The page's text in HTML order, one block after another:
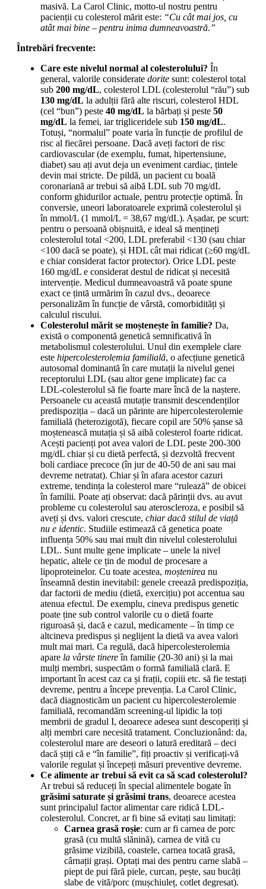
masivă. La Carol Clinic, motto-ul nostru pentru
pacienții cu colesterol mărit este: “Cu cât mai jos, cu
atât mai bine – pentru inima dumneavoastră.”
Întrebări frecvente:
Care este nivelul normal al colesterolului? În
general, valorile considerate dorite sunt: colesterol total
sub 200 mg/dL, colesterol LDL (colesterolul “rău”) sub
130 mg/dL la adulții fără alte riscuri, colesterol HDL
(cel “bun”) peste 40 mg/dL la bărbați și peste 50
mg/dL la femei, iar trigliceridele sub 150 mg/dL.
Totuși, “normalul” poate varia în funcție de profilul de
risc al fiecărei persoane. Dacă aveți factori de risc
cardiovascular (de exemplu, fumat, hipertensiune,
diabet) sau ați avut deja un eveniment cardiac, țintele
devin mai stricte. De pildă, un pacient cu boală
coronariană ar trebui să aibă LDL sub 70 mg/dL
conform ghidurilor actuale, pentru protecție optimă. În
conversie, uneori laboratoarele exprimă colesterolul și
în mmol/L (1 mmol/L = 38,67 mg/dL). Așadar, pe scurt:
pentru o persoană obișnuită, e ideal să mențineți
colesterolul total <200, LDL preferabil <130 (sau chiar
<100 dacă se poate), și HDL cât mai ridicat (≥60 mg/dL
e chiar considerat factor protector). Orice LDL peste
160 mg/dL e considerat destul de ridicat și necesită
intervenție. Medicul dumneavoastră vă poate spune
exact ce țintă urmărim în cazul dvs., deoarece
personalizăm în funcție de vârstă, comorbidități și
calculul riscului.
Colesterolul mărit se moștenește în familie? Da,
există o componentă genetică semnificativă în
metabolismul colesterolului. Unul din exemplele clare
este hipercolesterolemia familială, o afecțiune genetică
autosomal dominantă în care mutații la nivelul genei
receptorului LDL (sau altor gene implicate) fac ca
LDL-colesterolul să fie foarte mare încă de la naștere.
Persoanele cu această mutație transmit descendenților
predispoziția – dacă un părinte are hipercolesterolemie
familială (heterozigotă), fiecare copil are 50% șanse să
moștenească mutația și să aibă colesterol foarte ridicat.
Acești pacienți pot avea valori de LDL peste 200-300
mg/dL chiar și cu dietă perfectă, și dezvoltă frecvent
boli cardiace precoce (în jur de 40-50 de ani sau mai
devreme netratat). Chiar și în afara acestor cazuri
extreme, tendința la colesterol mare “rulează” de obicei
în familii. Poate ați observat: dacă părinții dvs. au avut
probleme cu colesterolul sau ateroscleroza, e posibil să
aveți și dvs. valori crescute, chiar dacă stilul de viață
nu e identic. Studiile estimează că genetica poate
influența 50% sau mai mult din nivelul colesterolului
LDL. Sunt multe gene implicate – unele la nivel
hepatic, altele ce țin de modul de procesare a
lipoproteinelor. Cu toate acestea, moștenirea nu
înseamnă destin inevitabil: genele creează predispoziția,
dar factorii de mediu (dietă, exercițiu) pot accentua sau
atenua efectul. De exemplu, cineva predispus genetic
poate ține sub control valorile cu o dietă foarte
riguroasă și, dacă e cazul, medicamente – în timp ce
altcineva predispus și neglijent la dietă va avea valori
mult mai mari. Ca regulă, dacă hipercolesterolemia
apare la vârste tinereîn familie (20-30 ani) și la mai
mulți membri, suspectăm o formă familială clară. E
important în acest caz ca și frații, copiii etc. să fie testați
devreme, pentru a începe prevenția. La Carol Clinic,
dacă diagnosticăm un pacient cu hipercolesterolemie
familială, recomandăm screening-ul lipidic la toți
membrii de gradul I, deoarece adesea sunt descoperiți și
alți membri care necesită tratament. Concluzionând: da,
colesterolul mare are deseori o latură ereditară – deci
dacă știți că e “în familie”, fiți proactiv și verificați-vă
valorile regulat și începeți măsuri preventive devreme.
Ce alimente ar trebui să evit ca să scad colesterolul?
Ar trebui să reduceți în special alimentele bogate în
grăsimi saturate și grăsimi trans, deoarece acestea
sunt principalul factor alimentar care ridică LDL-
colesterolul. Concret, ar fi bine să evitați sau limitați:
Carnea grasă roșie: cum ar fi carnea de porc
grasă (cu multă slănină), carnea de vită cu
grăsime vizibilă, coastele, carnea tocată grasă,
cârnații grași. Optați mai des pentru carne slabă –
piept de pui fără piele, curcan, pește, sau bucăți
slabe de vită/porc (mușchiuleț, cotlet degresat).